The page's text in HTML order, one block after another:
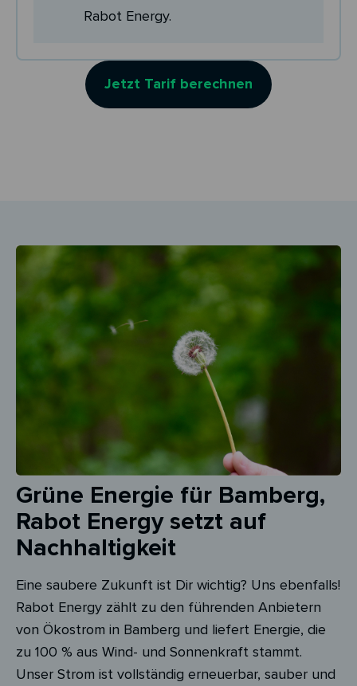
Rabot Energy.
Jetzt Tarif berechnen
Grüne Energie für Bamberg,
Rabot Energy setzt auf
Nachhaltigkeit
Eine saubere Zukunft ist Dir wichtig? Uns ebenfalls!
Rabot Energy zählt zu den führenden Anbietern
von Ökostrom in Bamberg und liefert Energie, die
zu 100 % aus Wind- und Sonnenkraft stammt.
Unser Strom ist vollständig erneuerbar, sauber und